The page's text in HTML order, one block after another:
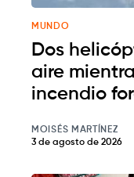
MUNDO
Dos
aire
incendio
MOISÉS MARTÍNEZ
3 de agosto de 2026